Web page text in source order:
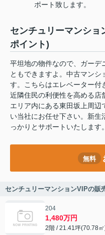
ポート致します。
センチュリーマンショ
ポイント)
平坦地の物件なので、ガーデ
ともできますよ。中古マン
す。こちらはエレベーター付
近隣住民の利便性を高める店
エリア内にある東田坂上周辺
い当社にお任せ下さい。新生
っかりとサポートいたします。
無料
センチュリーマンションVIPの販
204
1,480万円
2階 / 21.41坪(70.78